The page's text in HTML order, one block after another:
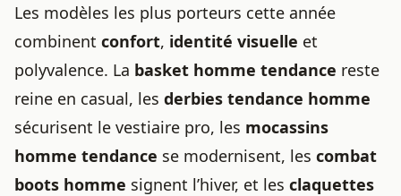
Les modèles les plus porteurs cette année
combinent confort, identité visuelle et
polyvalence. La basket homme tendance reste
reine en casual, les derbies tendance homme
sécurisent le vestiaire pro, les mocassins
homme tendance se modernisent, les combat
boots homme signent l’hiver, et les claquettes